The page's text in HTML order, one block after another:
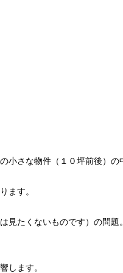
小さな物件（１０坪前後）
ます。
見たくないものです）の問題
します。